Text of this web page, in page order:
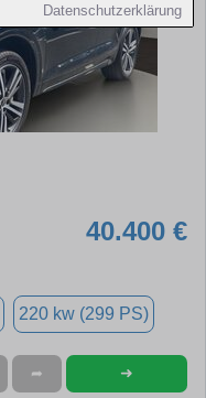
Datenschutzerklärung
40.400 €
220 kw (299 PS)
➦ ➜